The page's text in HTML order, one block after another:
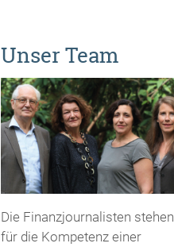
Unser Team
Die Finanzjournalisten stehen
für die Kompetenz einer